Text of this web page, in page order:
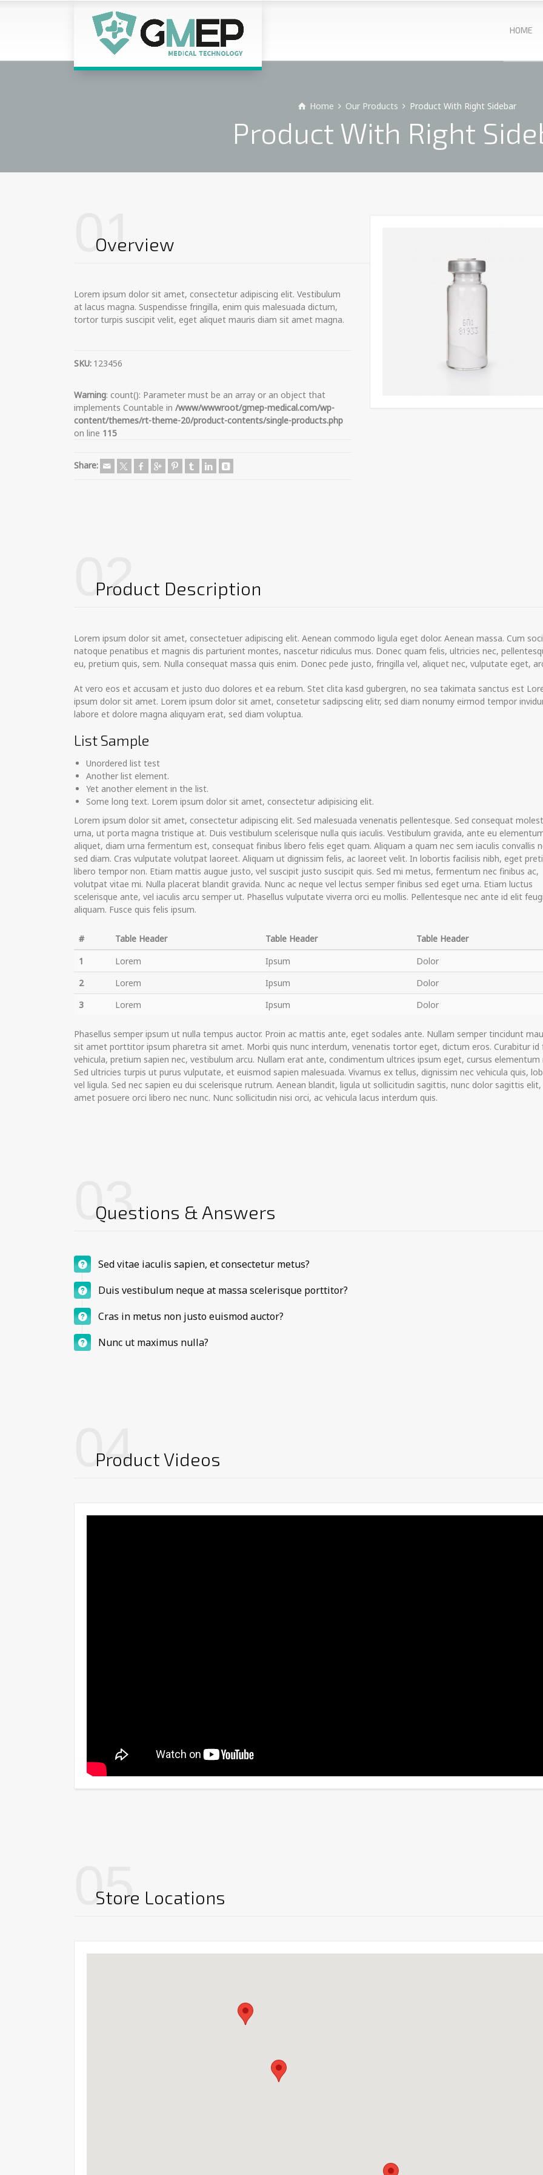
HOME
Home Our Products Product With Right Sidebar
Product With Right
01
Overview
Lorem ipsum dolor sit amet, consectetur adipiscing elit. Vestibulum
at lacus magna. Suspendisse fringilla, enim quis malesuada dictum,
tortor turpis suscipit velit, eget aliquet mauris diam sit amet magna.
SKU: 123456
Warning: count(): Parameter must be an array or an object that
implements Countable in /www/wwwroot/gmep-medical.com/wp-
content/themes/rt-theme-20/product-contents/single-products.php
on line 115
Share:
02
Product Description
Lorem ipsum dolor sit amet, consectetuer adipiscing elit. Aenean commodo ligula eget dolor. Aenean massa. Cum
natoque penatibus et magnis dis parturient montes, nascetur ridiculus mus. Donec quam felis, ultricies nec,
eu, pretium quis, sem. Nulla consequat massa quis enim. Donec pede justo, fringilla vel, aliquet nec, vulputate eget,
At vero eos et accusam et justo duo dolores et ea rebum. Stet clita kasd gubergren, no sea takimata sanctus est
ipsum dolor sit amet. Lorem ipsum dolor sit amet, consetetur sadipscing elitr, sed diam nonumy eirmod tempor
labore et dolore magna aliquyam erat, sed diam voluptua.
List Sample
Unordered list test
Another list element.
Yet another element in the list.
Some long text. Lorem ipsum dolor sit amet, consectetur adipisicing elit.
Lorem ipsum dolor sit amet, consectetur adipiscing elit. Sed malesuada venenatis pellentesque. Sed consequat
urna, ut porta magna tristique at. Duis vestibulum scelerisque nulla quis iaculis. Vestibulum gravida, ante eu
aliquet, diam urna fermentum est, consequat finibus libero felis eget quam. Aliquam a quam nec sem iaculis convallis
sed diam. Cras vulputate volutpat laoreet. Aliquam ut dignissim felis, ac laoreet velit. In lobortis facilisis nibh, eget
libero tempor non. Etiam mattis augue justo, vel suscipit justo suscipit quis. Sed mi metus, fermentum nec finibus ac,
volutpat vitae mi. Nulla placerat blandit gravida. Nunc ac neque vel lectus semper finibus sed eget urna. Etiam luctus
scelerisque ante, vel iaculis arcu semper ut. Phasellus vulputate viverra orci eu mollis. Pellentesque nec ante id elit
aliquam. Fusce quis felis ipsum.
# Table Header Table Header
Table Header
1
Lorem Ipsum
Dolor
2
Lorem Ipsum
Dolor
3
Lorem Ipsum Dolor
Phasellus semper ipsum ut nulla tempus auctor. Proin ac mattis ante, eget sodales ante. Nullam semper tincidunt
sit amet porttitor ipsum pharetra sit amet. Morbi quis nunc interdum, venenatis tortor eget, dictum eros. Curabitur id
vehicula, pretium sapien nec, vestibulum arcu. Nullam erat ante, condimentum ultrices ipsum eget, cursus elementum
Sed ultricies turpis ut purus vulputate, et euismod sapien malesuada. Vivamus ex tellus, dignissim nec vehicula quis,
vel ligula. Sed nec sapien eu dui scelerisque rutrum. Aenean blandit, ligula ut sollicitudin sagittis, nunc dolor sagittis
amet posuere orci libero nec nunc. Nunc sollicitudin nisi orci, ac vehicula lacus interdum quis.
03
Questions & Answers
Sed vitae iaculis sapien, et consectetur metus?
Duis vestibulum neque at massa scelerisque porttitor?
Cras in metus non justo euismod auctor?
Nunc ut maximus nulla?
04
Product Videos
05
Store Locations